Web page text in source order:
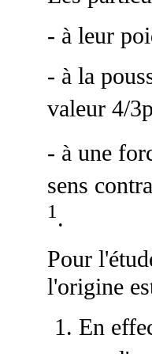
- à leur
- à la
valeur 4/3
- à une
sens
1 .
Pour
l'origine
En